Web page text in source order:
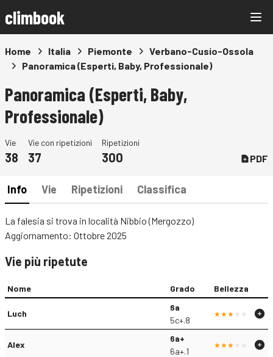
climbook
Home Italia Piemonte
Verbano-Cusio-Ossola
Panoramica (Esperti, Baby, Professionale)
Panoramica (Esperti, Baby,
Professionale)
Vie
38
Vie con ripetizioni
37
Ripetizioni
300 PDF
Info Vie Ripetizioni Classifica
La falesia si trova in località Nibbio (Mergozzo)
Aggiornamento: Ottobre 2025
Vie più ripetute
Nome Grado Bellezza
Luch
6a
5c+.8
Alex
6a+
6a+.1